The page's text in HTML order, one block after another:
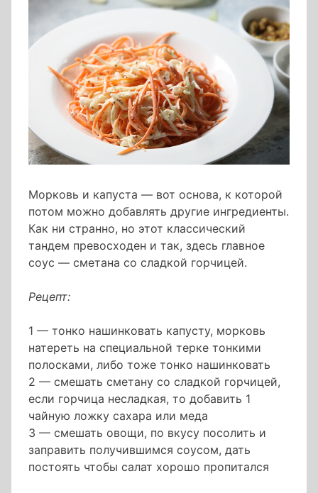
Морковь и капуста — вот основа, к которой
потом можно добавлять другие ингредиенты.
Как ни странно, но этот классический
тандем превосходен и так, здесь главное
соус — сметана со сладкой горчицей.
Рецепт:
1 — тонко нашинковать капусту, морковь
натереть на специальной терке тонкими
полосками, либо тоже тонко нашинковать
2 — смешать сметану со сладкой горчицей,
если горчица несладкая, то добавить 1
чайную ложку сахара или меда
3 — смешать овощи, по вкусу посолить и
заправить получившимся соусом, дать
постоять чтобы салат хорошо пропитался